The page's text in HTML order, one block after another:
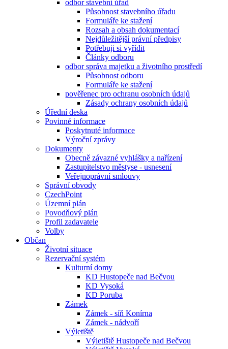
odbor stavební úřad
Působnost stavebního úřadu
Formuláře ke stažení
Rozsah a obsah dokumentací
Nejdůležitější právní předpisy
Potřebuji si vyřídit
Články odboru
odbor správa majetku a životního prostředí
Působnost odboru
Formuláře ke stažení
pověřenec pro ochranu osobních údajů
Zásady ochrany osobních údajů
Úřední deska
Povinné informace
Poskytnuté informace
Výroční zprávy
Dokumenty
Obecně závazné vyhlášky a nařízení
Zastupitelstvo městyse - usnesení
Veřejnoprávní smlouvy
Správní obvody
CzechPoint
Územní plán
Povodňový plán
Profil zadavatele
Volby
Občan
Životní situace
Rezervační systém
Kulturní domy
KD Hustopeče nad Bečvou
KD Vysoká
KD Poruba
Zámek
Zámek - síň Konírna
Zámek - nádvoří
Výletiště
Výletiště Hustopeče nad Bečvou